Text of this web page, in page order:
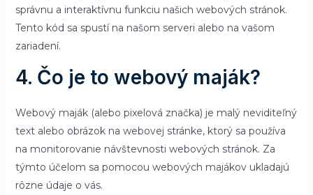
správnu a interaktívnu funkciu našich webových stránok.
Tento kód sa spustí na našom serveri alebo na vašom
zariadení.
4. Čo je to webový maják?
Webový maják (alebo pixelová značka) je malý neviditeľný
text alebo obrázok na webovej stránke, ktorý sa používa
na monitorovanie návštevnosti webových stránok. Za
týmto účelom sa pomocou webových majákov ukladajú
rôzne údaje o vás.